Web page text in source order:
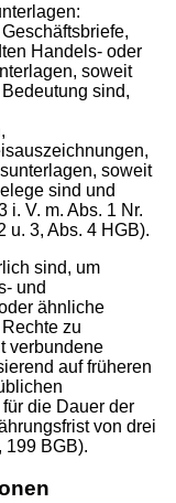
Handels- oder
soweit
sind,
soweit
sind und
i. V. m. Abs. 1 Nr.
u. 3, Abs. 4 HGB).
sind, um
und
ähnliche
zu
verbundene
auf früheren
die Dauer der
von drei
199 BGB).